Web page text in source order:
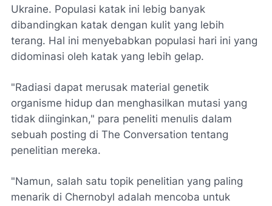
Ukraine. Populasi katak ini lebig banyak
dibandingkan katak dengan kulit yang lebih
terang. Hal ini menyebabkan populasi hari ini yang
didominasi oleh katak yang lebih gelap.
"Radiasi dapat merusak material genetik
organisme hidup dan menghasilkan mutasi yang
tidak diinginkan," para peneliti menulis dalam
sebuah posting di The Conversation tentang
penelitian mereka.
"Namun, salah satu topik penelitian yang paling
menarik di Chernobyl adalah mencoba untuk